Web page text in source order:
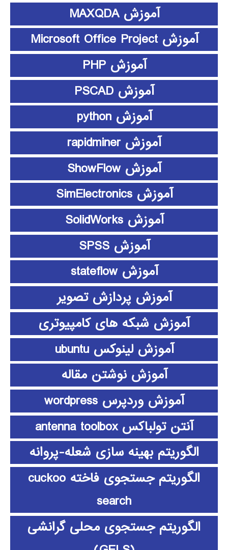
آموزش MAXQDA
آموزش Microsoft Office Project
آموزش PHP
آموزش PSCAD
آموزش python
آموزش rapidminer
آموزش ShowFlow
آموزش SimElectronics
آموزش SolidWorks
آموزش SPSS
آموزش stateflow
آموزش پردازش تصویر
آموزش شبکه های کامپیوتری
آموزش لینوکس ubuntu
آموزش نوشتن مقاله
آموزش وردپرس wordpress
آنتن تولباکس antenna toolbox
الگوریتم بهینه سازی شعله-پروانه
الگوریتم جستجوی فاخته cuckoo
search
الگوریتم جستجوی محلی گرانشی